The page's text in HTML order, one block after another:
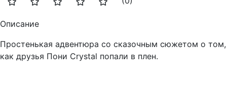
Описание
Простенькая адвентюра со сказочным сюжетом о том,
как друзья Пони Crystal попали в плен.